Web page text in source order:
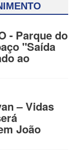
- Parque do
"Saída
ao
– Vidas
João